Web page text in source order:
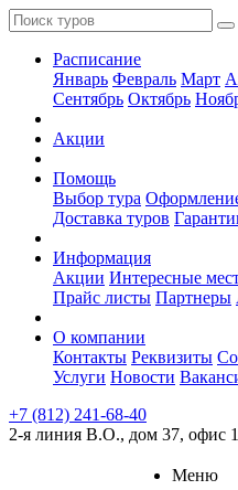
Расписание
Январь Февраль Март
Сентябрь Октябрь
Акции
Помощь
Выбор тура Оформление
Доставка туров
Информация
Акции Интересные
Прайс листы Партнеры
О компании
Контакты Реквизиты
Услуги Новости
+7 (812) 241-68-40
2-я линия В.О., дом 37, офис
Меню